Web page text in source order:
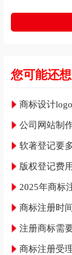
您可能还
商标设计
公司网站制
软著登记要
版权登记费
2025年商标
商标注册时
注册商标需
商标注册受